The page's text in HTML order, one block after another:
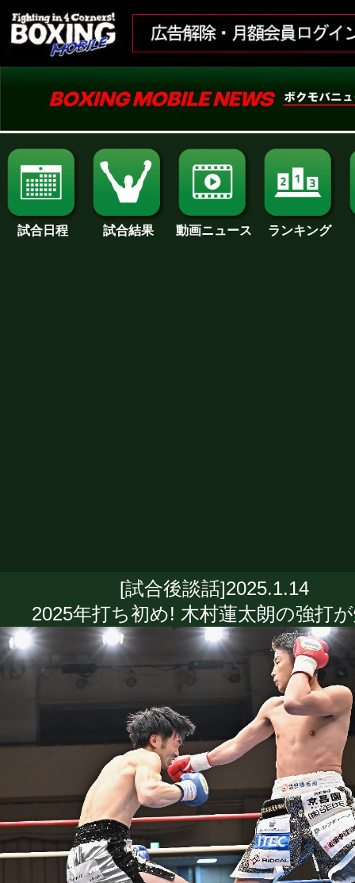
試合日程 試合結果 動画ニュース ランキング
[試合後談話]2025.1.14
2025年打ち初め! 木村蓮太朗の強打